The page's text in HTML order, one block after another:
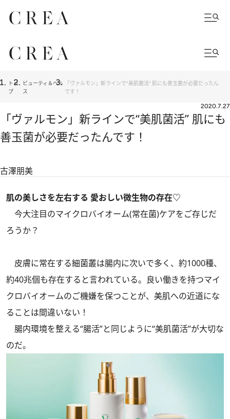
トッ
プ
ビューティ＆ヘル
ス
「ヴァルモン」新ラインで“美肌菌活” 肌にも善玉菌が必要だったん
です！
2020.7.27
「ヴァルモン」新ラインで“美肌菌活” 肌にも
善玉菌が必要だったんです！
古澤朋美
肌の美しさを左右する 愛おしい微生物の存在♡
今大注目のマイクロバイオーム(常在菌)ケアをご存じだ
ろうか？
皮膚に常在する細菌叢は腸内に次いで多く、約1000種、
約40兆個も存在すると言われている。良い働きを持つマイ
クロバイオームのご機嫌を保つことが、美肌への近道にな
ることは間違いない！
腸内環境を整える“腸活”と同じように“美肌菌活”が大切な
のだ。